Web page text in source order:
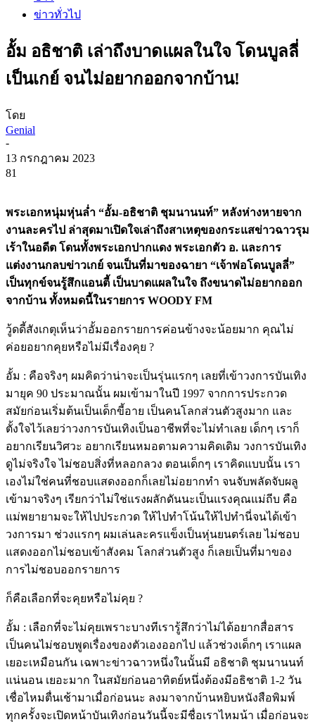
ข่าวทั่วไป
อั้ม อธิชาติ เล่าถึงบาดแผลในใจ โดนบูลลี่
เป็นเกย์ จนไม่อยากออกจากบ้าน!
โดย
Genial
-
13 กรกฎาคม 2023
81
พระเอกหนุ่มหุ่นล่ำ “อั้ม-อธิชาติ ชุมนานนท์” หลังห่างหายจาก
งานละครไป ล่าสุดมาเปิดใจเล่าถึงสาเหตุของกระแสข่าวฉาวรุม
เร้าในอดีต โดนทั้งพระเอกปากแดง พระเอกตัว อ. และการ
แต่งงานกลบข่าวเกย์ จนเป็นที่มาของฉายา “เจ้าพ่อโดนบูลลี่”
เป็นทุกข์จนรู้สึกแอนตี้ เป็นบาดแผลในใจ ถึงขนาดไม่อยากออก
จากบ้าน ทั้งหมดนี้ในรายการ WOODY FM
วู้ดดี้สังเกตุเห็นว่าอั้มออกรายการค่อนข้างจะน้อยมาก คุณไม่
ค่อยอยากคุยหรือไม่มีเรื่องคุย ?
อั้ม : คือจริงๆ ผมคิดว่าน่าจะเป็นรุ่นแรกๆ เลยที่เข้าวงการบันเทิง
มายุค 90 ประมาณนั้น ผมเข้ามาในปี 1997 จากการประกวด
สมัยก่อนเริ่มต้นเป็นเด็กขี้อาย เป็นคนโลกส่วนตัวสูงมาก และ
ตั้งใจไว้เลยว่าวงการบันเทิงเป็นอาชีพที่จะไม่ทำเลย เด็กๆ เราก็
อยากเรียนวิศวะ อยากเรียนหมอตามความคิดเดิม วงการบันเทิง
ดูไม่จริงใจ ไม่ชอบสิ่งที่หลอกลวง ตอนเด็กๆ เราคิดแบบนั้น เรา
เองไม่ใช่คนที่ชอบแสดงออกก็เลยไม่อยากทำ จนจับพลัดจับผลู
เข้ามาจริงๆ เรียกว่าไม่ใช่แรงผลักดันนะเป็นแรงคุณแม่ถีบ คือ
แม่พยายามจะให้ไปประกวด ให้ไปทำโน้นให้ไปทำนี่จนได้เข้า
วงการมา ช่วงแรกๆ ผมเล่นละครแข็งเป็นหุ่นยนตร์เลย ไม่ชอบ
แสดงออกไม่ชอบเข้าสังคม โลกส่วนตัวสูง ก็เลยเป็นที่มาของ
การไม่ชอบออกรายการ
ก็คือเลือกที่จะคุยหรือไม่คุย ?
อั้ม : เลือกที่จะไม่คุยเพราะบางทีเรารู้สึกว่าไม่ได้อยากสื่อสาร
เป็นคนไม่ชอบพูดเรื่องของตัวเองออกไป แล้วช่วงเด็กๆ เราแผล
เยอะเหมือนกัน เฉพาะข่าวฉาวหนึ่งในนั้นมี อธิชาติ ชุมนานนท์
แน่นอน เยอะมาก ในสมัยก่อนอาทิตย์หนึ่งต้องมีอธิชาติ 1-2 วัน
เชื่อไหมตื่นเช้ามาเมื่อก่อนนะ ลงมาจากบ้านหยิบหนังสือพิมพ์
ทุกครั้งจะเปิดหน้าบันเทิงก่อนวันนี้จะมีชื่อเราไหมน้า เมื่อก่อนจะ